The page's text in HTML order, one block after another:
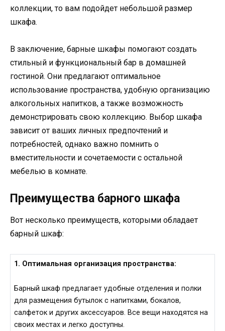
коллекции, то вам подойдет небольшой размер
шкафа.
В заключение, барные шкафы помогают создать
стильный и функциональный бар в домашней
гостиной. Они предлагают оптимальное
использование пространства, удобную организацию
алкогольных напитков, а также возможность
демонстрировать свою коллекцию. Выбор шкафа
зависит от ваших личных предпочтений и
потребностей, однако важно помнить о
вместительности и сочетаемости с остальной
мебелью в комнате.
Преимущества барного шкафа
Вот несколько преимуществ, которыми обладает
барный шкаф:
1. Оптимальная организация пространства:
Барный шкаф предлагает удобные отделения и полки
для размещения бутылок с напитками, бокалов,
салфеток и других аксессуаров. Все вещи находятся на
своих местах и легко доступны.